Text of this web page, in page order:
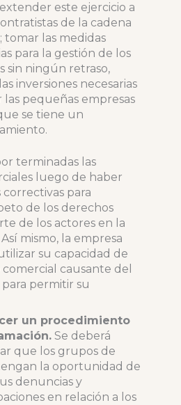
este ejercicio a
de la cadena
tomar las medidas
para la gestión de los
sin ningún retraso,
inversiones necesarias
las pequeñas empresas
se tiene un
terminadas las
luego de haber
para
de los derechos
de los actores en la
mismo, la empresa
su capacidad de
causante del
permitir su
un procedimiento
Se deberá
que los grupos de
la oportunidad de
denuncias y
en relación a los